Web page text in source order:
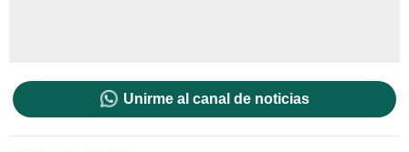
Unirme al canal de noticias